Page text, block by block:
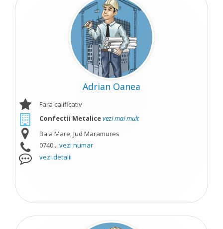
Adrian Oanea
Fara calificativ
Confectii Metalicevezi mai mult
Baia Mare, Jud Maramures
0740... vezi numar
vezi detalii